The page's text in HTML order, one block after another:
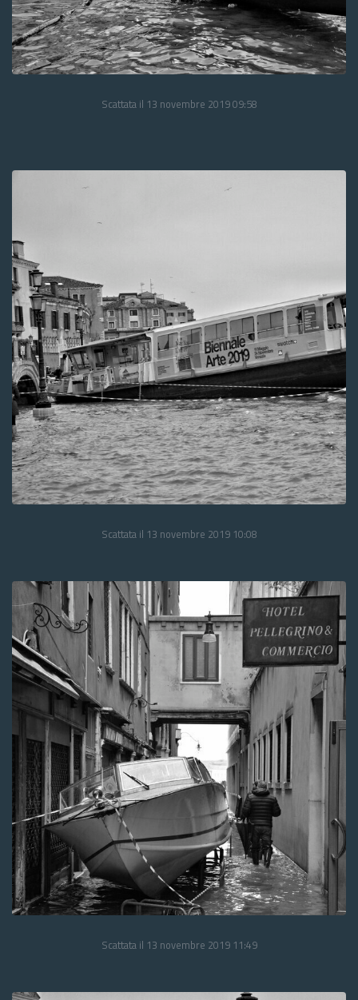
Scattata il 13 novembre 2019 09:58
Scattata il 13 novembre 2019 10:08
Scattata il 13 novembre 2019 11:49